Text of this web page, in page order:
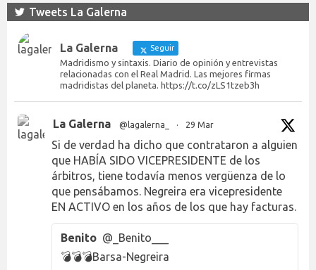
Tweets La Galerna
La Galerna Seguir
Madridismo y sintaxis. Diario de opinión y entrevistas
relacionadas con el Real Madrid. Las mejores firmas
madridistas del planeta. https://t.co/zLS1tzeb3h
La Galerna @lagalerna_ · 29 Mar
Si de verdad ha dicho que contrataron a alguien
que HABÍA SIDO VICEPRESIDENTE de los
árbitros, tiene todavía menos vergüenza de lo
que pensábamos. Negreira era vicepresidente
EN ACTIVO en los años de los que hay facturas.
Benito @_Benito___
💣💣💣Barsa-Negreira